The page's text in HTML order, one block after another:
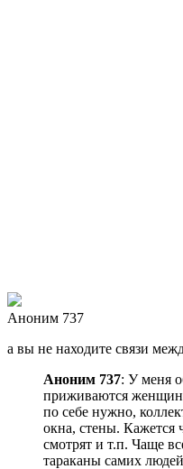
Аноним 737
а вы не находите связи
Аноним 737: У меня
приживаются
по себе нужно,
окна, стены. Кажется
смотрят и т.п. Чаще
тараканы самих